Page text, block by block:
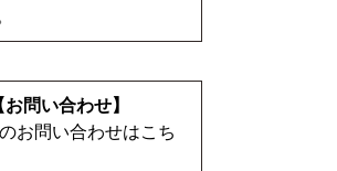
お問い合わせ】
お問い合わせはこち